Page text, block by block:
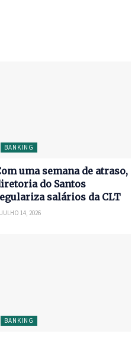
BANKING
uma semana de atraso,
do Santos
salários da CLT
JULHO 14, 2026
BANKING